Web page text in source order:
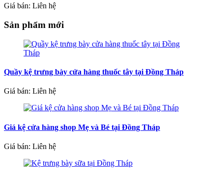
Giá bán: Liên hệ
Sản phẩm mới
Quầy kệ trưng bày cửa hàng thuốc tây tại Đồng Tháp
Giá bán: Liên hệ
Giá kệ cửa hàng shop Mẹ và Bé tại Đồng Tháp
Giá bán: Liên hệ